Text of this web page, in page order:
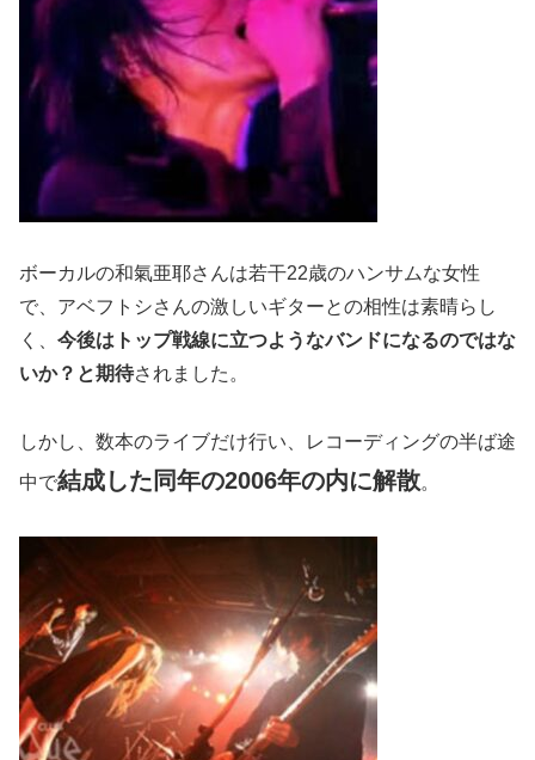
ボーカルの和氣亜耶さんは若干22歳のハンサムな女性
で、アベフトシさんの激しいギターとの相性は素晴らし
く、 今後はトップ戦線に立つようなバンドになるのではな
いか？と期待されました。
しかし、数本のライブだけ行い、レコーディングの半ば途
中で結成した同年の2006年の内に解散。